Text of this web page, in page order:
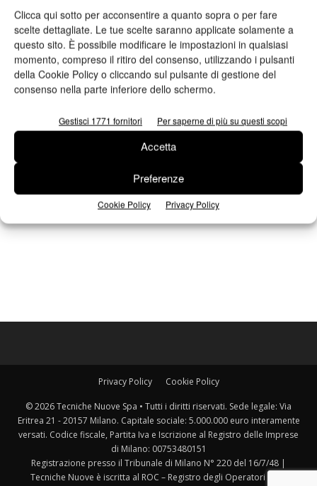
Clicca qui sotto per acconsentire a quanto sopra o per fare
scelte dettagliate. Le tue scelte saranno applicate solamente a
questo sito. È possibile modificare le impostazioni in qualsiasi
momento, compreso il ritiro del consenso, utilizzando i pulsanti
della Cookie Policy o cliccando sul pulsante di gestione del
consenso nella parte inferiore dello schermo.
Gestisci 1771 fornitori Per saperne di più su questi scopi
Accetta
Preferenze
Cookie Policy Privacy Policy
Privacy Policy Cookie Policy
© 2026 Tecniche Nuove Spa • Tutti i diritti riservati. Sede legale: Via
Eritrea 21 - 20157 Milano. Capitale sociale: 5.000.000 euro interamente
versati. Codice fiscale, Partita Iva e Iscrizione al Registro delle Imprese
di Milano: 00753480151
Registrazione presso il Tribunale di Milano N° 220 del 16/7/48 |
Tecniche Nuove è iscritta al ROC – Registro degli Operatori della